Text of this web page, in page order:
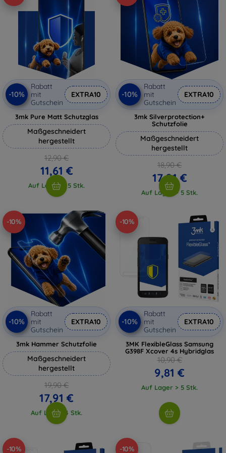
-10%
Rabatt
mit
Gutschein
EXTRA10
3mk Pure Matt Schutzglas
Maßgeschneidert
hergestellt
12,90 €
11,61 €
Auf Lager > 5 Stk.
-10%
Rabatt
mit
Gutschein
EXTRA10
3mk Silverprotection+
Schutzfolie
Maßgeschneidert
hergestellt
18,90 €
17,01 €
Auf Lager > 5 Stk.
-10%
-10%
Rabatt
mit
Gutschein
EXTRA10
3mk Hammer Schutzfolie
Maßgeschneidert
hergestellt
19,90 €
17,91 €
Auf Lager 4 Stk.
-10%
-10%
Rabatt
mit
Gutschein
EXTRA10
3MK FlexibleGlass Samsung
G398F Xcover 4s Hybridglas
10,90 €
9,81 €
Auf Lager > 5 Stk.
-10% -10%